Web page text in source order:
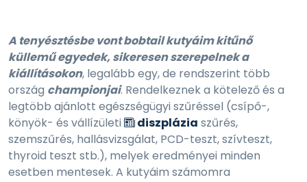
A tenyésztésbe vont bobtail kutyáim kitűnő
küllemű egyedek, sikeresen szerepelnek a
kiállításokon, legalább egy, de rendszerint több
ország championjai. Rendelkeznek a kötelező és a
legtöbb ajánlott egészségügyi szűréssel (csípő-,
könyök- és vállízületi
diszplázia szűrés,
szemszűrés, hallásvizsgálat, PCD-teszt, szívteszt,
thyroid teszt stb.), melyek eredményei minden
esetben mentesek. A kutyáim számomra